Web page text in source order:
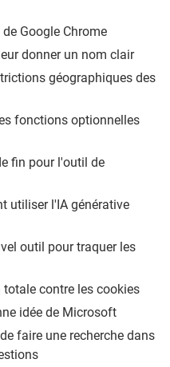
Google Chrome
donner un nom clair
géographiques des
fonctions optionnelles
fin pour l'outil de
utiliser l'IA générative
outil pour traquer les
contre les cookies
idée de Microsoft
faire une recherche dans